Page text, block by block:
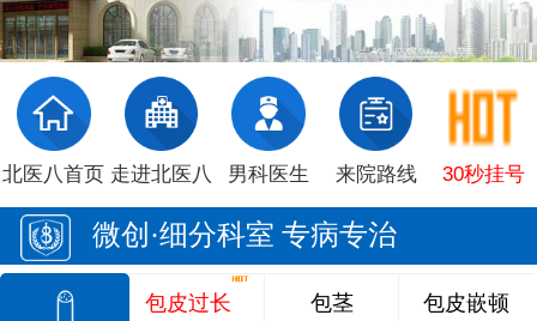
北医八首页 走进北医八 男科医生 来院路线 30秒挂号
微创·细分科室 专病专治
包皮过长 包茎 包皮嵌顿